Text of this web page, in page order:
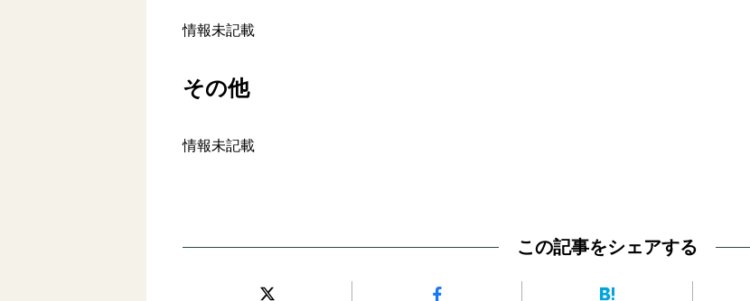
情報未記載
その他
情報未記載
この記事をシェアする